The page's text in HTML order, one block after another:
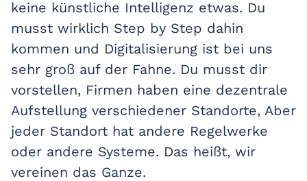
keine künstliche Intelligenz etwas. Du
musst wirklich Step by Step dahin
kommen und Digitalisierung ist bei uns
sehr groß auf der Fahne. Du musst dir
vorstellen, Firmen haben eine dezentrale
Aufstellung verschiedener Standorte, Aber
jeder Standort hat andere Regelwerke
oder andere Systeme. Das heißt, wir
vereinen das Ganze.